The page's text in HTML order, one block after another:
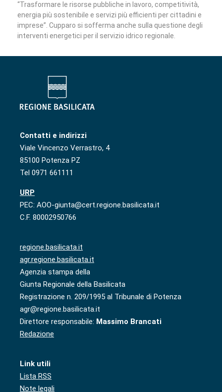
“Trasformare le risorse pubbliche in lavoro, competitività,
energia più sostenibile e servizi più efficienti per cittadini e
imprese”. Cupparo si sofferma anche sulla questione degli
interventi energetici per il servizio idrico regionale.
Contatti e indirizzi
Viale Vincenzo Verrastro, 4
85100 Potenza PZ
Tel 0971 661111
URP
PEC: AOO-giunta@cert.regione.basilicata.it
C.F. 80002950766
regione.basilicata.it
agr.regione.basilicata.it
Agenzia stampa della
Giunta Regionale della Basilicata
Registrazione n. 209/1995 al Tribunale di Potenza
agr@regione.basilicata.it
Direttore responsabile: Massimo Brancati
Redazione
Link utili
Lista RSS
Note legali